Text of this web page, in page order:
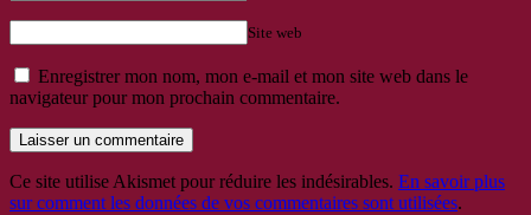
Site web
Enregistrer mon nom, mon e-mail et mon site web dans le
navigateur pour mon prochain commentaire.
Ce site utilise Akismet pour réduire les indésirables. En savoir plus
sur comment les données de vos commentaires sont utilisées.